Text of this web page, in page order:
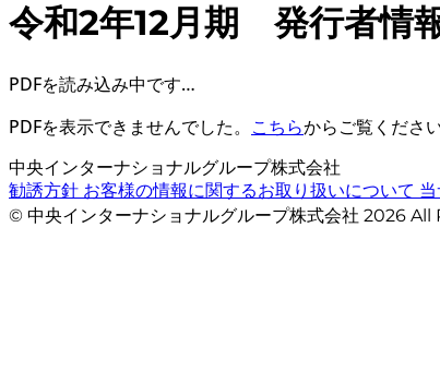
令和2年12月期 発行者情
PDFを読み込み中です…
PDFを表示できませんでした。 こちらからご覧ください
中央インターナショナルグループ株式会社
勧誘方針 お客様の情報に関するお取り扱いについて
© 中央インターナショナルグループ株式会社 2026